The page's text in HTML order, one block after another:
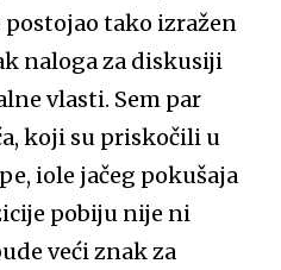
tako izražen
naloga za diskusiji
vlasti. Sem par
koji su priskočili u
iole jačeg pokušaja
pobiju nije ni
veći znak za